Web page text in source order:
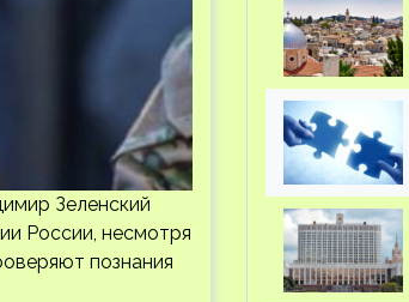
Зеленский
России, несмотря
познания